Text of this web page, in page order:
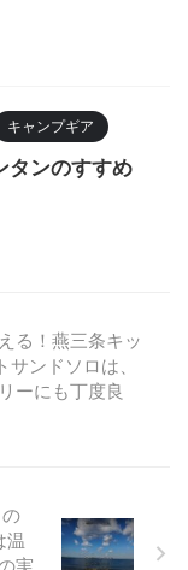
キャンプギア
タンのすすめ
る！燕三条キッ
ンドソロは、
ーにも丁度良
温
実